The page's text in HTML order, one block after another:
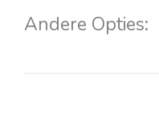
Andere Opties: